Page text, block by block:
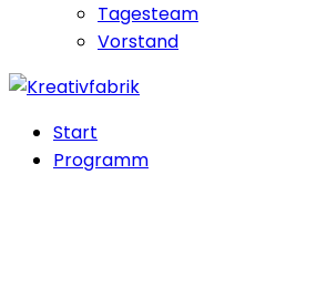
Tagesteam
Vorstand
Start
Programm